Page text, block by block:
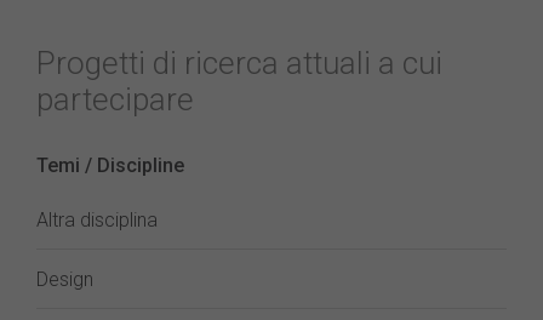
Progetti di ricerca attuali a cui
partecipare
Temi / Discipline
Altra disciplina
Design